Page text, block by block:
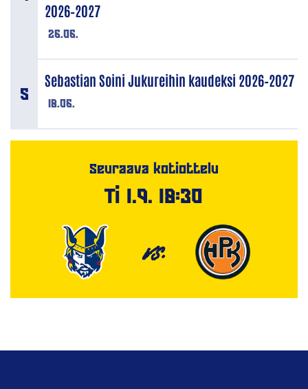
26.06.
2026–2027
18.06.
Sebastian Soini Jukureihin kaudeksi 2026–2027
Seuraava kotiottelu
Ti 1.9. 18:30
VS.